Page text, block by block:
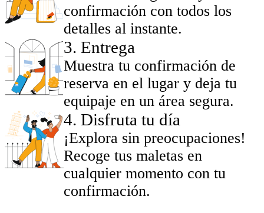
confirmación con todos los
detalles al instante.
3. Entrega
Muestra tu confirmación de
reserva en el lugar y deja tu
equipaje en un área segura.
4. Disfruta tu día
¡Explora sin preocupaciones!
Recoge tus maletas en
cualquier momento con tu
confirmación.